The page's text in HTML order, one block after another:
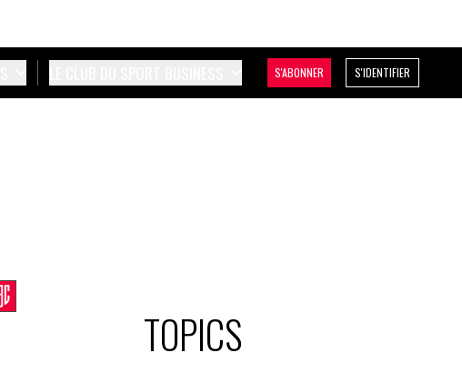
S'ABONNER S'IDENTIFIER
TOPICS